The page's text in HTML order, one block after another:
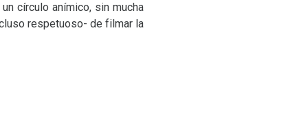
círculo anímico, sin mucha
respetuoso- de filmar la